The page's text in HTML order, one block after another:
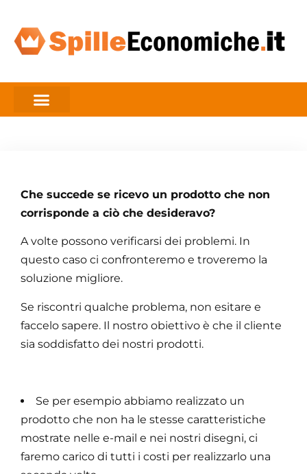
Che succede se ricevo un prodotto che non
corrisponde a ciò che desideravo?
A volte possono verificarsi dei problemi. In
questo caso ci confronteremo e troveremo la
soluzione migliore.
Se riscontri qualche problema, non esitare e
faccelo sapere. Il nostro obiettivo è che il cliente
sia soddisfatto dei nostri prodotti.
Se per esempio abbiamo realizzato un
prodotto che non ha le stesse caratteristiche
mostrate nelle e-mail e nei nostri disegni, ci
faremo carico di tutti i costi per realizzarlo una